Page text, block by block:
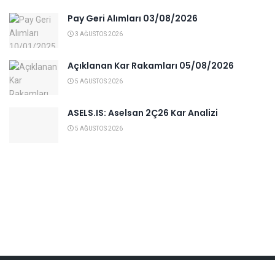
Pay Geri Alımları 03/08/2026
3 AĞUSTOS 2026
Açıklanan Kar Rakamları 05/08/2026
5 AĞUSTOS 2026
ASELS.IS: Aselsan 2Ç26 Kar Analizi
5 AĞUSTOS 2026